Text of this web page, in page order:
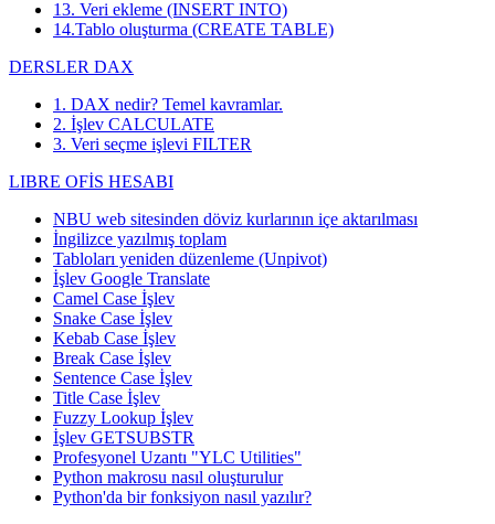
13. Veri ekleme (INSERT INTO)
14.Tablo oluşturma (CREATE TABLE)
DERSLER DAX
1. DAX nedir? Temel kavramlar.
2. İşlev CALCULATE
3. Veri seçme işlevi FILTER
LIBRE OFİS HESABI
NBU web sitesinden döviz kurlarının içe aktarılması
İngilizce yazılmış toplam
Tabloları yeniden düzenleme (Unpivot)
İşlev Google Translate
Camel Case İşlev
Snake Case İşlev
Kebab Case İşlev
Break Case İşlev
Sentence Case İşlev
Title Case İşlev
Fuzzy Lookup İşlev
İşlev GETSUBSTR
Profesyonel Uzantı "YLC Utilities"
Python makrosu nasıl oluşturulur
Python'da bir fonksiyon nasıl yazılır?